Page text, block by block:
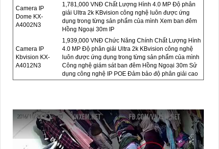
Camera IP
Dome KX-
A4002N3
1,781,000 VNĐ Chất Lượng Hình 4.0 MP Độ phân
giải Ultra 2k KBvision công nghệ luôn được ứng
dụng trong từng sản phẩm của mình Xem ban đêm
Hồng Ngoại 30m IP
Camera IP
Kbvision KX-
A4012N3
1,939,000 VNĐ Chức Năng Chính Chất Lượng Hình
4.0 MP Độ phân giải Ultra 2k KBvision công nghệ
luôn được ứng dụng trong từng sản phẩm của mình
Công nghệ giám sát ban đêm Hồng Ngoại 30m Sử
dụng công nghệ IP POE Đảm bảo độ phân giải cao